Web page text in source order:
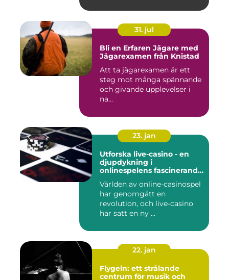
31. jul
Bli en Erfaren Jägare med
Jägarexamen från Knistad
Att ta jägarexamen är ett
steg mot många spännande
och givande upplevelser i
na...
23. jan
Utforska live-casino - en
djupdykning i
onlinespelens fascinerande
Världen av online-casinospel
har genomgått en
revolution, och live-casino
har satt en ny ...
22. jan
Flygeln: ett strålande
centrum för musik och